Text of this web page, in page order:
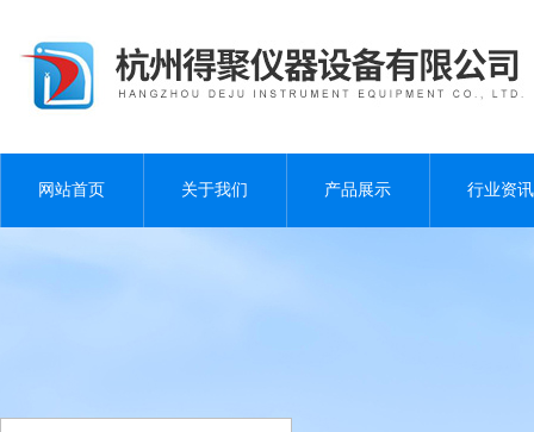
网站首页 关于我们 产品展示 行业资讯